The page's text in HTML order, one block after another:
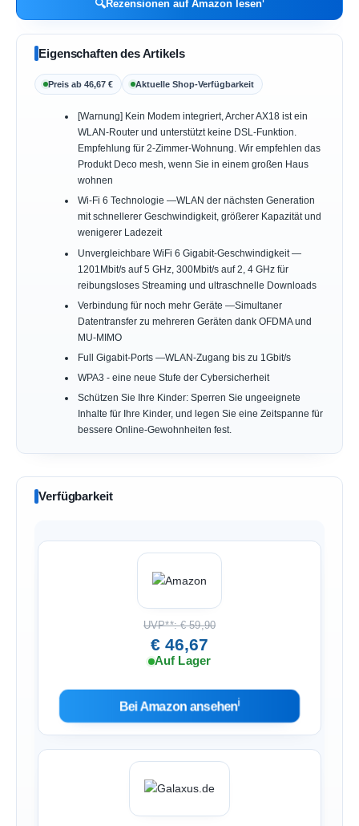
🔍Rezensionen auf Amazon lesen
Eigenschaften des Artikels
Preis ab 46,67 € Aktuelle Shop-Verfügbarkeit
[Warnung] Kein Modem integriert, Archer AX18 ist ein
WLAN-Router und unterstützt keine DSL-Funktion.
Empfehlung für 2-Zimmer-Wohnung. Wir empfehlen das
Produkt Deco mesh, wenn Sie in einem großen Haus
wohnen
Wi-Fi 6 Technologie —WLAN der nächsten Generation
mit schnellerer Geschwindigkeit, größerer Kapazität und
wenigerer Ladezeit
Unvergleichbare WiFi 6 Gigabit-Geschwindigkeit —
1201Mbit/s auf 5 GHz, 300Mbit/s auf 2, 4 GHz für
reibungsloses Streaming und ultraschnelle Downloads
Verbindung für noch mehr Geräte —Simultaner
Datentransfer zu mehreren Geräten dank OFDMA und
MU-MIMO
Full Gigabit-Ports —WLAN-Zugang bis zu 1Gbit/s
WPA3 - eine neue Stufe der Cybersicherheit
Schützen Sie Ihre Kinder: Sperren Sie ungeeignete
Inhalte für Ihre Kinder, und legen Sie eine Zeitspanne für
bessere Online-Gewohnheiten fest.
Verfügbarkeit
UVP**: € 59,90
€ 46,67
Auf Lager
Bei Amazon ansehenℹ︎